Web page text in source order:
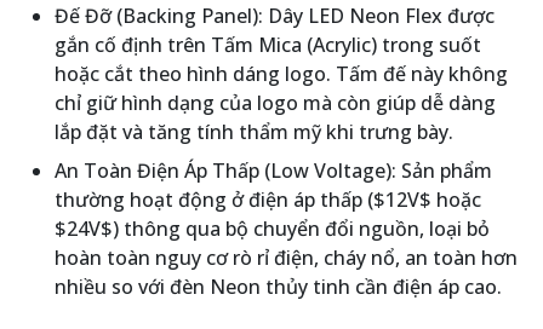
Đế Đỡ (Backing Panel): Dây LED Neon Flex được
gắn cố định trên Tấm Mica (Acrylic) trong suốt
hoặc cắt theo hình dáng logo. Tấm đế này không
chỉ giữ hình dạng của logo mà còn giúp dễ dàng
lắp đặt và tăng tính thẩm mỹ khi trưng bày.
An Toàn Điện Áp Thấp (Low Voltage): Sản phẩm
thường hoạt động ở điện áp thấp ($12V$ hoặc
$24V$) thông qua bộ chuyển đổi nguồn, loại bỏ
hoàn toàn nguy cơ rò rỉ điện, cháy nổ, an toàn hơn
nhiều so với đèn Neon thủy tinh cần điện áp cao.